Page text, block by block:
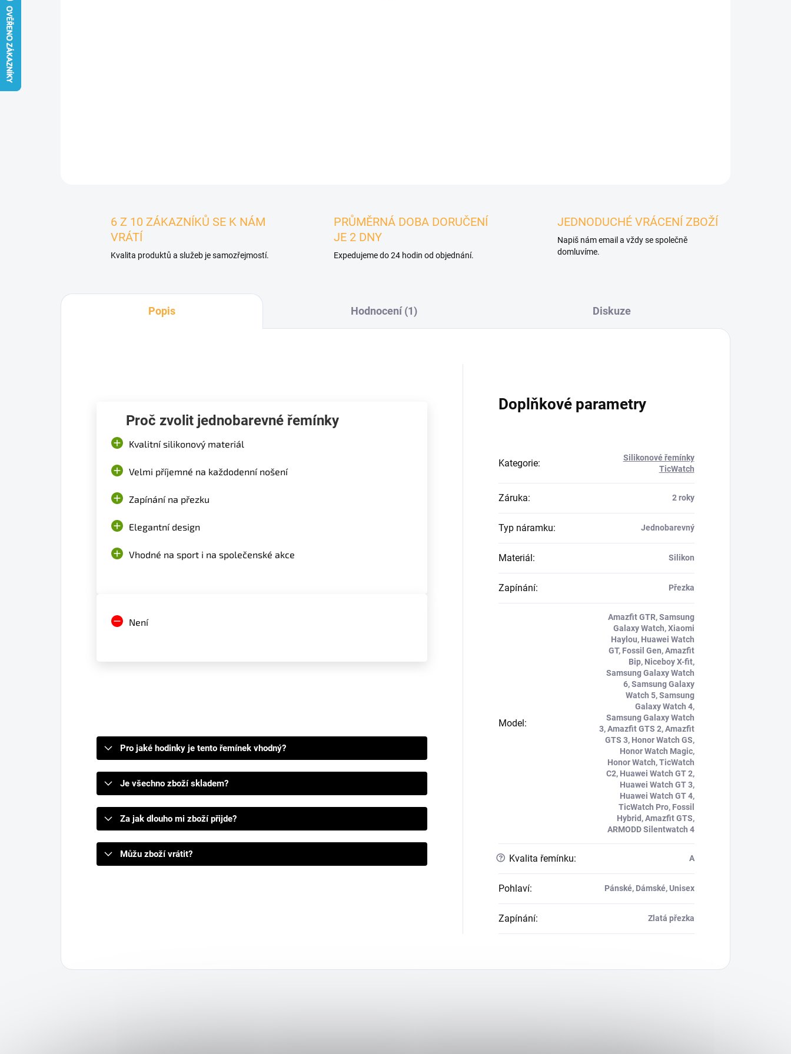
6 Z 10 ZÁKAZNÍKŮ SE K NÁM
VRÁTÍ
Kvalita produktů a služeb je samozřejmostí.
PRŮMĚRNÁ DOBA DORUČENÍ
JE 2 DNY
Expedujeme do 24 hodin od objednání.
JEDNODUCHÉ VRÁCENÍ ZBOŽÍ
Napiš nám email a vždy se společně
domluvíme.
Popis Hodnocení (1) Diskuze
Proč zvolit jednobarevné řemínky
Kvalitní silikonový materiál
Velmi příjemné na každodenní nošení
Zapínání na přezku
Elegantní design
Vhodné na sport i na společenské akce
Není
Pro jaké hodinky je tento řemínek vhodný?
Je všechno zboží skladem?
Za jak dlouho mi zboží přijde?
Můžu zboží vrátit?
Doplňkové parametry
Kategorie:
Silikonové řemínky
TicWatch
Záruka: 2 roky
Typ náramku: Jednobarevný
Materiál: Silikon
Zapínání: Přezka
Model:
Amazfit GTR, Samsung
Galaxy Watch, Xiaomi
Haylou, Huawei Watch
GT, Fossil Gen, Amazfit
Bip, Niceboy X-fit,
Samsung Galaxy Watch
6, Samsung Galaxy
Watch 5, Samsung
Galaxy Watch 4,
Samsung Galaxy Watch
3, Amazfit GTS 2, Amazfit
GTS 3, Honor Watch GS,
Honor Watch Magic,
Honor Watch, TicWatch
C2, Huawei Watch GT 2,
Huawei Watch GT 3,
Huawei Watch GT 4,
TicWatch Pro, Fossil
Hybrid, Amazfit GTS,
ARMODD Silentwatch 4
? Kvalita řemínku: A
Pohlaví: Pánské, Dámské, Unisex
Zapínání: Zlatá přezka